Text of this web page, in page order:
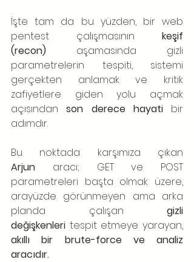
İşte tam da bu yüzden, bir web
pentest çalışmasının keşif
(recon) aşamasında gizli
parametrelerin tespiti, sistemi
gerçekten anlamak ve kritik
zafiyetlere giden yolu açmak
açısından son derece hayati bir
adımdır.
Arjun aracı; GET ve POST
parametreleri başta olmak üzere,
arayüzde görünmeyen ama arka
planda çalışan gizli
değişkenleri
akıllı bir brute-force ve analiz
aracıdır.